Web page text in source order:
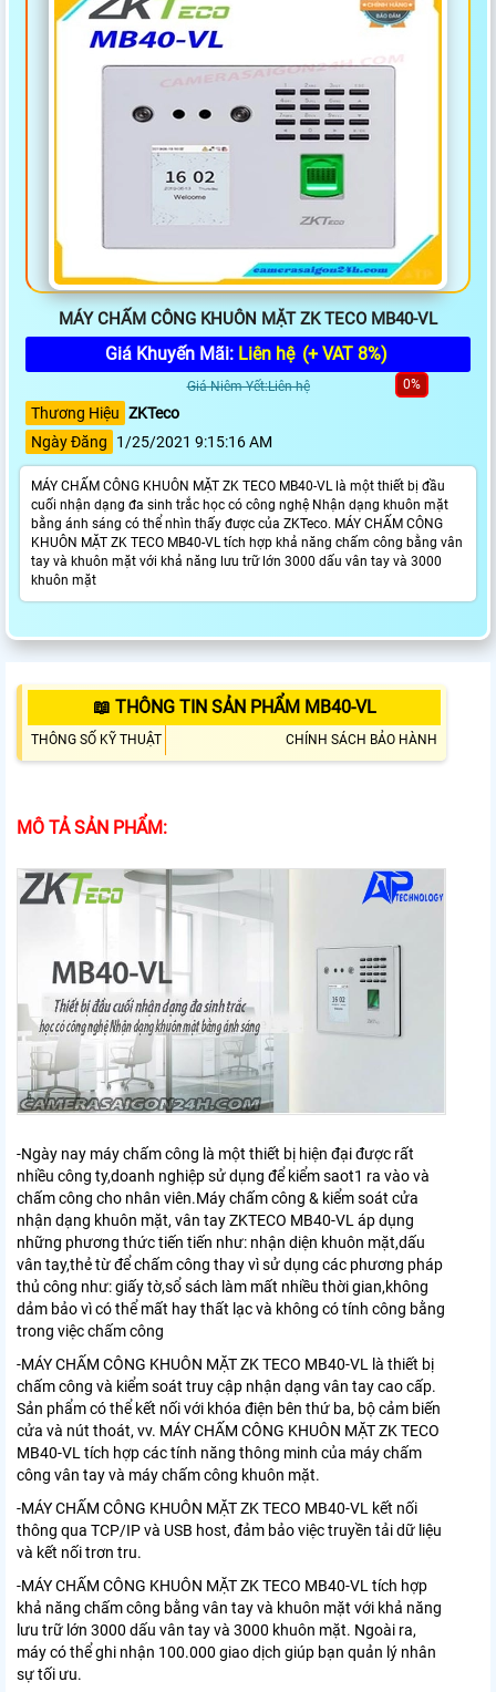
MÁY CHẤM CÔNG KHUÔN MẶT ZK TECO MB40-VL
Giá Khuyến Mãi: Liên hệ (+ VAT 8%)
Giá Niêm Yết:Liên hệ 0%
Thương Hiệu ZKTeco
Ngày Đăng
1/25/2021 9:15:16 AM
MÁY CHẤM CÔNG KHUÔN MẶT ZK TECO MB40-VL là một thiết bị đầu
cuối nhận dạng đa sinh trắc học có công nghệ Nhận dạng khuôn mặt
bằng ánh sáng có thể nhìn thấy được của ZKTeco. MÁY CHẤM CÔNG
KHUÔN MẶT ZK TECO MB40-VL tích hợp khả năng chấm công bằng vân
tay và khuôn mặt với khả năng lưu trữ lớn 3000 dấu vân tay và 3000
khuôn mặt
📖 THÔNG TIN SẢN PHẨM MB40-VL
THÔNG SỐ KỸ THUẬT CHÍNH SÁCH BẢO HÀNH
MÔ TẢ SẢN PHẨM:
-Ngày nay máy chấm công là một thiết bị hiện đại được rất
nhiều công ty,doanh nghiệp sử dụng để kiểm saot1 ra vào và
chấm công cho nhân viên.Máy chấm công & kiểm soát cửa
nhận dạng khuôn mặt, vân tay ZKTECO MB40-VL áp dụng
những phương thức tiến tiến như: nhận diện khuôn mặt,dấu
vân tay,thẻ từ để chấm công thay vì sử dụng các phương pháp
thủ công như: giấy tờ,sổ sách làm mất nhiều thời gian,không
dảm bảo vì có thể mất hay thất lạc và không có tính công bằng
trong việc chấm công
-MÁY CHẤM CÔNG KHUÔN MẶT ZK TECO MB40-VL là thiết bị
chấm công và kiểm soát truy cập nhận dạng vân tay cao cấp.
Sản phẩm có thể kết nối với khóa điện bên thứ ba, bộ cảm biến
cửa và nút thoát, vv. MÁY CHẤM CÔNG KHUÔN MẶT ZK TECO
MB40-VL tích hợp các tính năng thông minh của máy chấm
công vân tay và máy chấm công khuôn mặt.
-MÁY CHẤM CÔNG KHUÔN MẶT ZK TECO MB40-VL
kết nối
thông qua TCP/IP và USB host, đảm bảo việc truyền tải dữ liệu
và kết nối trơn tru.
-MÁY CHẤM CÔNG KHUÔN MẶT ZK TECO MB40-VL tích hợp
khả năng chấm công bằng vân tay và khuôn mặt với khả năng
lưu trữ lớn 3000 dấu vân tay và 3000 khuôn mặt. Ngoài ra,
máy có thể ghi nhận 100.000 giao dịch giúp bạn quản lý nhân
sự tối ưu.